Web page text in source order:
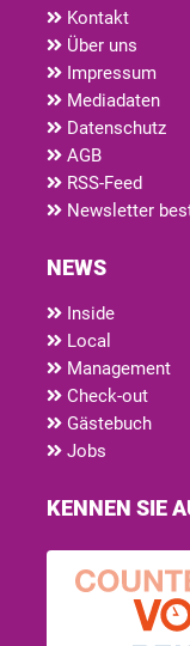
Kontakt
Über uns
Impressum
Mediadaten
Datenschutz
AGB
RSS-Feed
Newsletter
NEWS
Inside
Local
Management
Check-out
Gästebuch
Jobs
KENNEN SIE